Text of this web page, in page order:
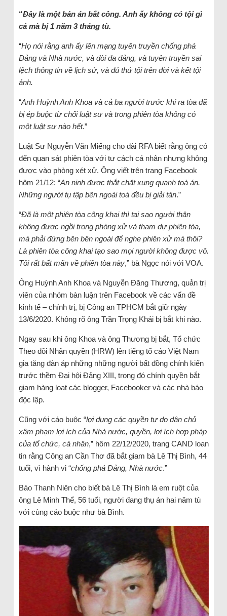
“Đây là một bản án bất công. Anh ấy không có tội gì
cả mà bị 1 năm 3 tháng tù.
“Họ nói rằng anh ấy lên mạng tuyên truyền chống phá
Đảng và Nhà nước, và đòi đa đảng, và tuyên truyền sai
lệch thông tin về lịch sử, và đủ thứ tội trên đời và kết tội
ảnh.
“Anh Huỳnh Anh Khoa và cả ba người trước khi ra tòa đã
bị ép buộc từ chối luật sư và trong phiên tòa không có
một luật sư nào hết.”
Luật Sư Nguyễn Văn Miếng cho đài RFA biết rằng ông có
đến quan sát phiên tòa với tư cách cá nhân nhưng không
được vào phòng xét xử. Ông viết trên trang Facebook
hôm 21/12: “An ninh được thắt chặt xung quanh toà án.
Những người tụ tập bên ngoài toà đều bị giải tán.”
“Đã là một phiên tòa công khai thì tại sao người thân
không được ngồi trong phòng xử và tham dự phiên tòa,
mà phải đứng bên bên ngoài để nghe phiên xử mà thôi?
Là phiên tòa công khai tạo sao mọi người không được vô.
Tôi rất bất mãn về phiên tòa này,” bà Ngọc nói với VOA.
Ông Huỳnh Anh Khoa và Nguyễn Đăng Thương, quản trị
viên của nhóm bàn luận trên Facebook về các vấn đề
kinh tế – chính trị, bị Công an TPHCM bắt giữ ngày
13/6/2020. Không rõ ông Trần Trọng Khải bị bắt khi nào.
Ngay sau khi ông Khoa và ông Thương bị bắt, Tổ chức
Theo dõi Nhân quyền (HRW) lên tiếng tố cáo Việt Nam
gia tăng đàn áp những những người bất đồng chính kiến
trước thềm Đại hội Đảng XIII, trong đó chính quyền bắt
giam hàng loạt các blogger, Facebooker và các nhà báo
độc lập.
Cũng với cáo buộc “lợi dụng các quyền tự do dân chủ
xâm phạm lợi ích của Nhà nước, quyền, lợi ích hợp pháp
của tổ chức, cá nhân,” hôm 22/12/2020, trang CAND loan
tin rằng Công an Cần Thơ đã bắt giam bà Lê Thị Bình, 44
tuổi, vì hành vi “chống phá Đảng, Nhà nước.”
Báo Thanh Niên cho biết bà Lê Thị Bình là em ruột của
ông Lê Minh Thể, 56 tuổi, người đang thụ án hai năm tù
với cùng cáo buộc như bà Bình.